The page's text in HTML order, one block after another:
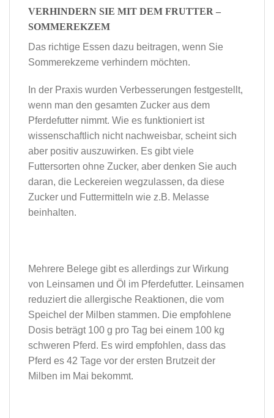
VERHINDERN SIE MIT DEM FRUTTER –
SOMMEREKZEM
Das richtige Essen dazu beitragen, wenn Sie
Sommerekzeme verhindern möchten.
In der Praxis wurden Verbesserungen festgestellt,
wenn man den gesamten Zucker aus dem
Pferdefutter nimmt. Wie es funktioniert ist
wissenschaftlich nicht nachweisbar, scheint sich
aber positiv auszuwirken. Es gibt viele
Futtersorten ohne Zucker, aber denken Sie auch
daran, die Leckereien wegzulassen, da diese
Zucker und Futtermitteln wie z.B. Melasse
beinhalten.
Mehrere Belege gibt es allerdings zur Wirkung
von Leinsamen und Öl im Pferdefutter. Leinsamen
reduziert die allergische Reaktionen, die vom
Speichel der Milben stammen. Die empfohlene
Dosis beträgt 100 g pro Tag bei einem 100 kg
schweren Pferd. Es wird empfohlen, dass das
Pferd es 42 Tage vor der ersten Brutzeit der
Milben im Mai bekommt.